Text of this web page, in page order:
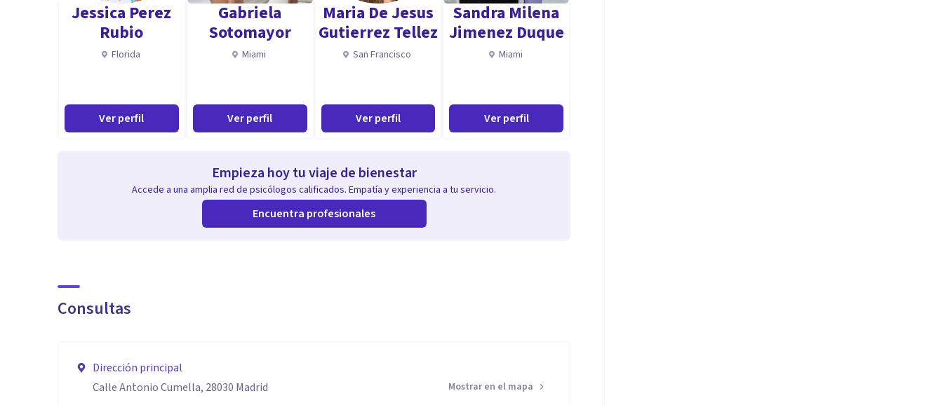
Jessica Perez
Rubio
Florida
Ver perfil
Gabriela
Sotomayor
Miami
Ver perfil
Maria De Jesus
Gutierrez Tellez
San Francisco
Ver perfil
Sandra Milena
Jimenez Duque
Miami
Ver perfil
Empieza hoy tu viaje de bienestar
Accede a una amplia red de psicólogos calificados. Empatía y experiencia a tu servicio.
Encuentra profesionales
Consultas
Dirección principal
Calle Antonio Cumella, 28030 Madrid
Mostrar en el mapa